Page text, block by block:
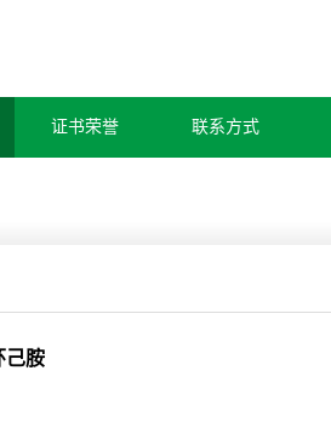
证书荣誉 联系方式
己胺